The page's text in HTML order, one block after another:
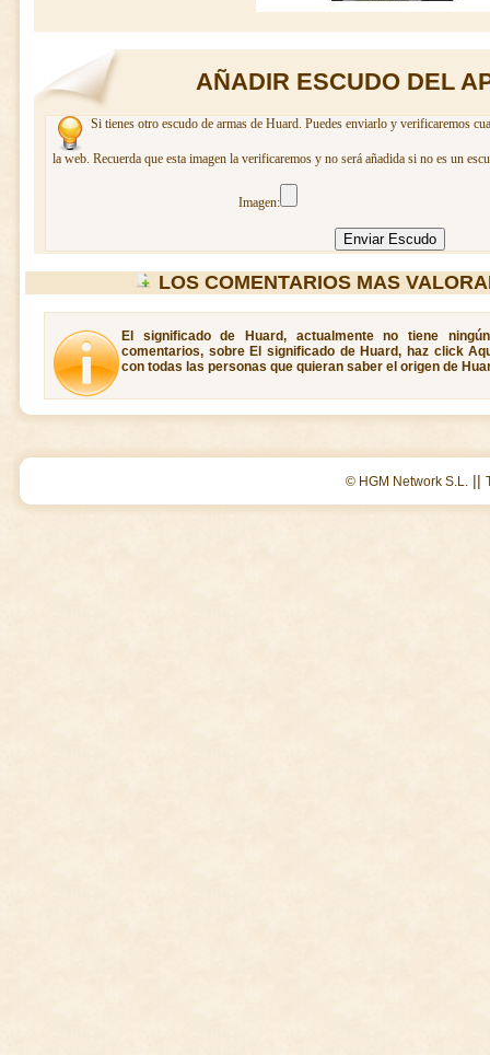
AÑADIR ESCUDO DEL
Si tienes otro escudo de armas de Huard. Puedes enviarlo y verificaremos
la web. Recuerda que esta imagen la verificaremos y no será añadida si no es un
Imagen:
LOS COMENTARIOS MAS
El significado de Huard, actualmente no tiene
comentarios, sobre El significado de Huard, haz click
con todas las personas que quieran saber el origen de
© HGM Network S.L. ||